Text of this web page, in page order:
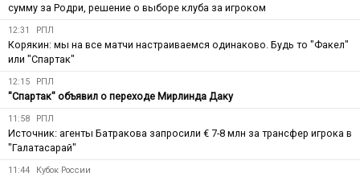
сумму за Родри, решение о выборе клуба за игроком
12:31 РПЛ
Корякин: мы на все матчи настраиваемся одинаково. Будь то "Факел"
или "Спартак"
12:15 РПЛ
"Спартак" объявил о переходе Мирлинда Даку
11:58 РПЛ
Источник: агенты Батракова запросили € 7-8 млн за трансфер игрока в
"Галатасарай"
11:44 Кубок России